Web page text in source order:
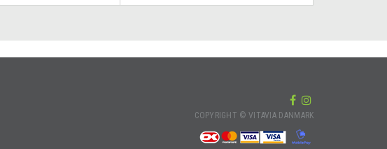
COPYRIGHT © VITAVIA DANMARK